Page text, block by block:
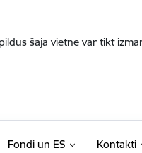
šajā vietnē var tikt
Fondi un ES Kontakti